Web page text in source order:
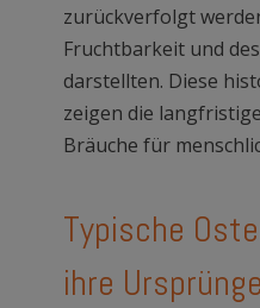
zurückverfolgt
Fruchtbarkeit und
darstellten. Diese
zeigen die
Bräuche für
Typische
ihre Ursprünge